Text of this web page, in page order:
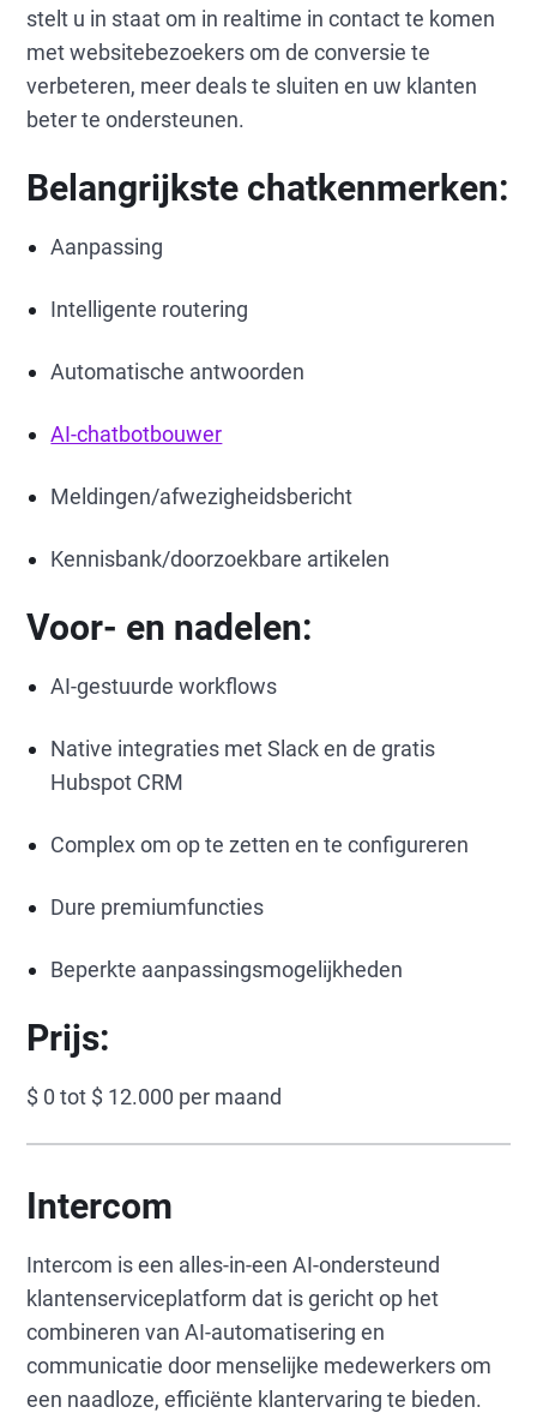
stelt u in staat om in realtime in contact te komen
met websitebezoekers om de conversie te
verbeteren, meer deals te sluiten en uw klanten
beter te ondersteunen.
Belangrijkste chatkenmerken:
Aanpassing
Intelligente routering
Automatische antwoorden
AI-chatbotbouwer
Meldingen/afwezigheidsbericht
Kennisbank/doorzoekbare artikelen
Voor- en nadelen:
AI-gestuurde workflows
Native integraties met Slack en de gratis
Hubspot CRM
Complex om op te zetten en te configureren
Dure premiumfuncties
Beperkte aanpassingsmogelijkheden
Prijs:
$ 0 tot $ 12.000 per maand
Intercom
Intercom is een alles-in-een AI-ondersteund
klantenserviceplatform dat is gericht op het
combineren van AI-automatisering en
communicatie door menselijke medewerkers om
een naadloze, efficiënte klantervaring te bieden.